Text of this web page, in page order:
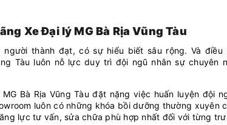
Xe Đại lý MG Bà Rịa Vũng Tàu
người thành đạt, có sự hiểu biết sâu rộng. Và
Tàu luôn nỗ lực duy trì đội ngũ nhân sự chuyên
Bà Rịa Vũng Tàu đặt nặng việc huấn luyện đội
luôn có những khóa bồi dưỡng thường xuyên
lực tư vấn, sửa chữa phù hợp nhất đối với từng